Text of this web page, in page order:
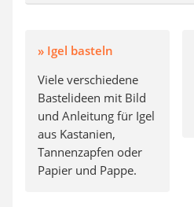
» Igel basteln
Viele verschiedene
Bastelideen mit Bild
und Anleitung für Igel
aus Kastanien,
Tannenzapfen oder
Papier und Pappe.